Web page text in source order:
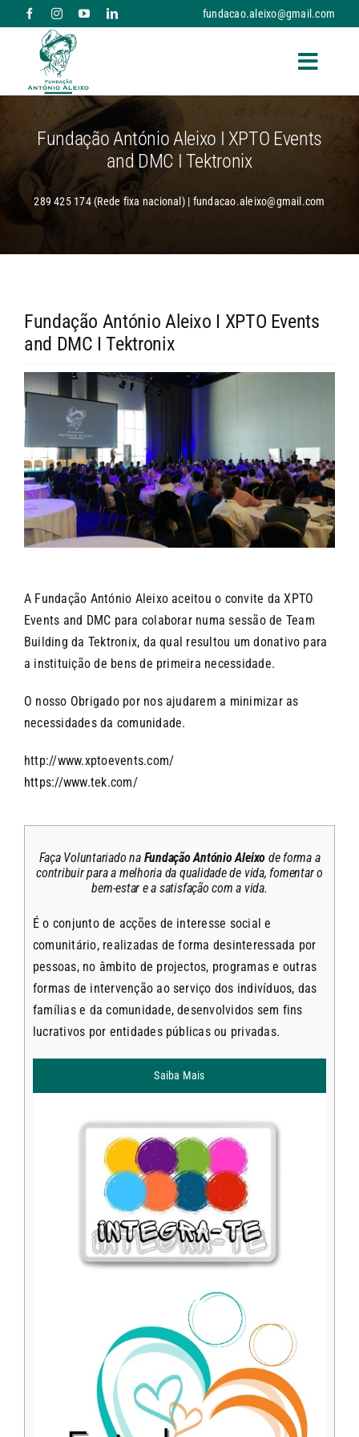
to
content
fundacao.aleixo@gmail.com
Toggle
A FUNDAÇÃO
RESPOSTAS SOCIAIS E SERVIÇOS
NOTÍCIAS
DONATIVOS
CONTACTOS
Fundação António Aleixo I XPTO Events
and DMC I Tektronix
289 425 174 (Rede fixa nacional) | fundacao.aleixo@gmail.com
Fundação António Aleixo I XPTO Events
and DMC I Tektronix
A Fundação António Aleixo aceitou o convite da XPTO
Events and DMC para colaborar numa sessão de Team
Building da Tektronix, da qual resultou um donativo para
a instituição de bens de primeira necessidade.
O nosso Obrigado por nos ajudarem a minimizar as
necessidades da comunidade.
http://www.xptoevents.com/
https://www.tek.com/
Faça Voluntariado na Fundação António Aleixo de forma a
contribuir para a melhoria da qualidade de vida, fomentar o
bem-estar e a satisfação com a vida.
É o conjunto de acções de interesse social e
comunitário, realizadas de forma desinteressada por
pessoas, no âmbito de projectos, programas e outras
formas de intervenção ao serviço dos indivíduos, das
famílias e da comunidade, desenvolvidos sem fins
lucrativos por entidades públicas ou privadas.
Saiba Mais